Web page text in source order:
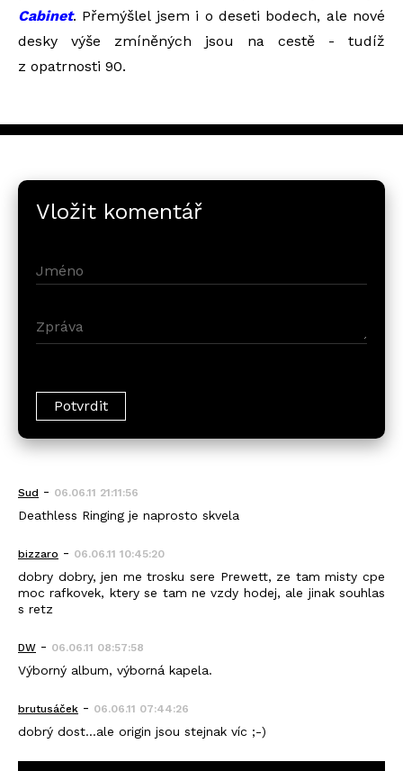
Cabinet. Přemýšlel jsem i o deseti bodech, ale nové
desky výše zmíněných jsou na cestě - tudíž
z opatrnosti 90.
Vložit komentář
Sud - 06.06.11 21:11:56
Deathless Ringing je naprosto skvela
bizzaro - 06.06.11 10:45:20
dobry dobry, jen me trosku sere Prewett, ze tam misty cpe
moc rafkovek, ktery se tam ne vzdy hodej, ale jinak souhlas
s retz
DW - 06.06.11 08:57:58
Výborný album, výborná kapela.
brutusáček - 06.06.11 07:44:26
dobrý dost...ale origin jsou stejnak víc ;-)